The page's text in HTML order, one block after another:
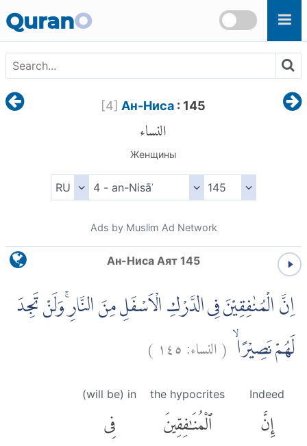
QuranO
[4] Ан-Ниса : 145
النساء
Женщины
Ads by Muslim Ad Network
Ан-Ниса Аят 145
اِنَّ الْمُنٰفِقِيْنَ فِى الدَّرْكِ الْاَسْفَلِ مِنَ النَّارِۚ وَلَنْ تَجِدَ
لَهُمْ نَصِيْرًاۙ (النساء:١٤٥ )
Indeed
إِنَّ
the hypocrites
ٱلْمُنَٰفِقِينَ
(will be) in
فِى